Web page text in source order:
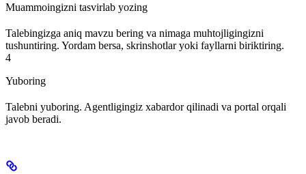
Muammoingizni tasvirlab yozing
Talebingizga aniq mavzu bering va nimaga muhtojligingizni
tushuntiring. Yordam bersa, skrinshotlar yoki fayllarni biriktiring.
4
Yuboring
Talebni yuboring. Agentligingiz xabardor qilinadi va portal orqali
javob beradi.